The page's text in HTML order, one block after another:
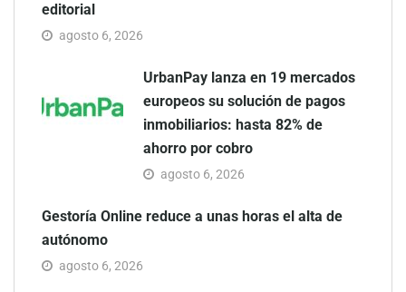
editorial
agosto 6, 2026
UrbanPay lanza en 19 mercados
europeos su solución de pagos
inmobiliarios: hasta 82% de
ahorro por cobro
agosto 6, 2026
Gestoría Online reduce a unas horas el alta de
autónomo
agosto 6, 2026